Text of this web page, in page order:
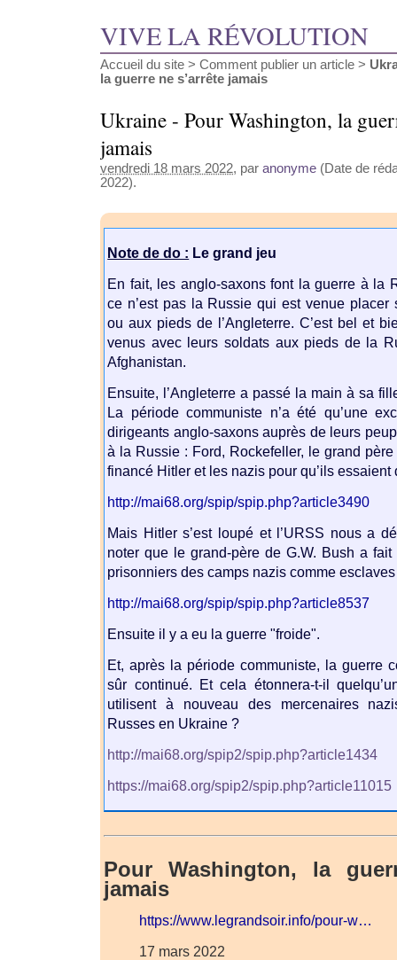
VIVE LA RÉVOLUTION
Accueil du site > Comment publier un article >
la guerre ne s’arrête jamais
Ukraine - Pour Washington, la
jamais
vendredi 18 mars 2022, par anonyme (Date de
2022).
Note de do : Le grand jeu
En fait, les anglo-saxons font la guerre à la
ce n’est pas la Russie qui est venue placer
ou aux pieds de l’Angleterre. C’est bel et
venus avec leurs soldats aux pieds de la
Afghanistan.
Ensuite, l’Angleterre a passé la main à sa
La période communiste n’a été qu’une
dirigeants anglo-saxons auprès de leurs
à la Russie : Ford, Rockefeller, le grand
financé Hitler et les nazis pour qu’ils essaient
http://mai68.org/spip/spip.php?article3490
Mais Hitler s’est loupé et l’URSS nous a
noter que le grand-père de G.W. Bush a
prisonniers des camps nazis comme
http://mai68.org/spip/spip.php?article8537
Ensuite il y a eu la guerre "froide".
Et, après la période communiste, la guerre
sûr continué. Et cela étonnera-t-il
utilisent à nouveau des mercenaires
Russes en Ukraine ?
http://mai68.org/spip2/spip.php?article1434
https://mai68.org/spip2/spip.php?article11015
Pour Washington, la
jamais
https://www.legrandsoir.info/pour-w…
17 mars 2022